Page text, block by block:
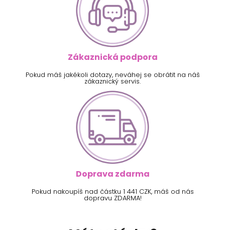
Zákaznická podpora
Pokud máš jakékoli dotazy, neváhej se obrátit na náš
zákaznický servis.
Doprava zdarma
Pokud nakoupíš nad částku 1 441 CZK, máš od nás
dopravu ZDARMA!